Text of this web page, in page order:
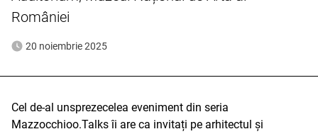
României
20 noiembrie 2025
Cel de-al unsprezecelea eveniment din seria
Mazzocchioo.Talks îi are ca invitați pe arhitectul și